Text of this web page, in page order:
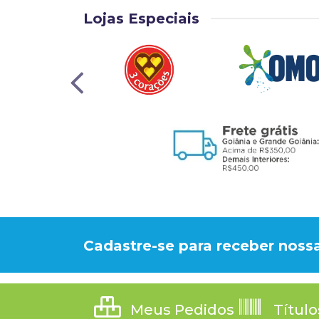
Lojas Especiais
Cadastre-se para receber
Meus Pedidos